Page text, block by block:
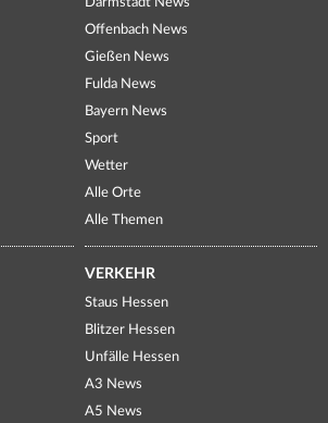
Offenbach News
Gießen News
Fulda News
Bayern News
Sport
Wetter
Alle Orte
Alle Themen
VERKEHR
Staus Hessen
Blitzer Hessen
Unfälle Hessen
A3 News
A5 News